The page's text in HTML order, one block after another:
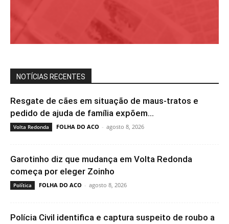
NOTÍCIAS RECENTES
Resgate de cães em situação de maus-tratos e
pedido de ajuda de família expõem...
Volta Redonda FOLHA DO ACO - agosto 8, 2026
Garotinho diz que mudança em Volta Redonda
começa por eleger Zoinho
Política FOLHA DO ACO - agosto 8, 2026
Polícia Civil identifica e captura suspeito de roubo a